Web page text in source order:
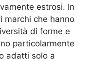
estrosi. In
marchi che hanno
di forme e
particolarmente
adatti solo a